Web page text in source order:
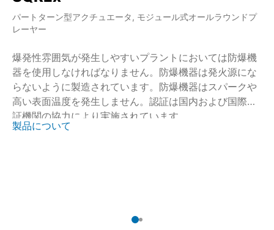
パートターン型アクチュエータ, モジュール式オールラウンドプ
レーヤー
爆発性雰囲気が発生しやすいプラントにおいては防爆機
器を使用しなければなりません。防爆機器は発火源にな
らないように製造されています。防爆機器はスパークや
高い表面温度を発生しません。認証は国内および国際認
証機関の協力により実施されています。
製品について